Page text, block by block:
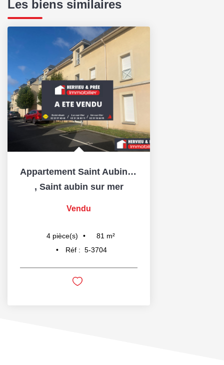
Les biens similaires
Appartement Saint Aubin Sur Mer 4 pièce(s) 85 m2
, Saint aubin sur mer
Vendu
4 pièce(s) 81 m²
Réf : 5-3704